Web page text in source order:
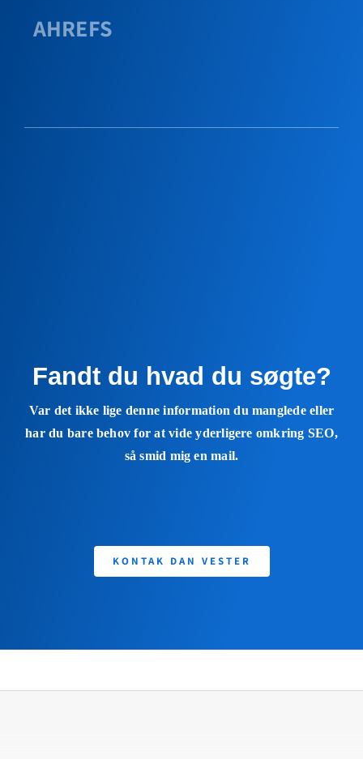
AHREFS
Fandt du hvad du søgte?
Var det ikke lige denne information du manglede eller
har du bare behov for at vide yderligere omkring SEO,
så smid mig en mail.
KONTAK DAN VESTER